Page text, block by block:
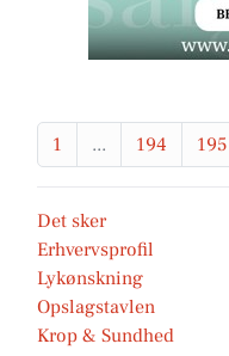
1 ... 194 195
Det sker
Erhvervsprofil
Lykønskning
Opslagstavlen
Krop & Sundhed